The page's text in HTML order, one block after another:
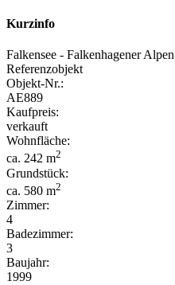
Kurzinfo
Falkensee - Falkenhagener Alpen
Referenzobjekt
Objekt-Nr.:
AE889
Kaufpreis:
verkauft
Wohnfläche:
ca. 242 m2
Grundstück:
ca. 580 m2
Zimmer:
4
Badezimmer:
3
Baujahr:
1999